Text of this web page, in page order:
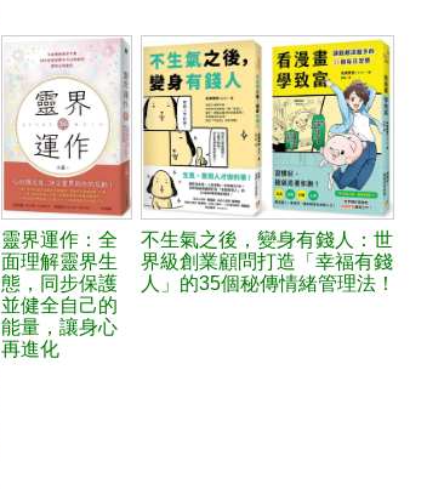
靈界運作：全
面理解靈界生
態，同步保護
並健全自己的
能量，讓身心
再進化
不生氣之後，變身有錢人：世
界級創業顧問打造「幸福有錢
人」的35個秘傳情緒管理法！